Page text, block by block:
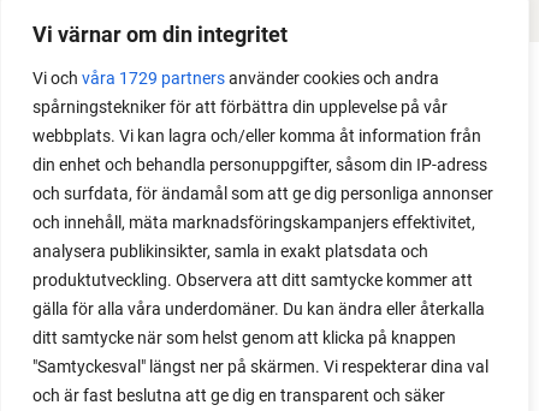
Vi värnar om din integritet
Vi och våra 1729 partnersanvänder cookies och andra
spårningstekniker för att förbättra din upplevelse på vår
webbplats. Vi kan lagra och/eller komma åt information från
din enhet och behandla personuppgifter, såsom din IP-adress
och surfdata, för ändamål som att ge dig personliga annonser
och innehåll, mäta marknadsföringskampanjers effektivitet,
analysera publikinsikter, samla in exakt platsdata och
produktutveckling. Observera att ditt samtycke kommer att
gälla för alla våra underdomäner. Du kan ändra eller återkalla
ditt samtycke när som helst genom att klicka på knappen
"Samtyckesval" längst ner på skärmen. Vi respekterar dina val
och är fast beslutna att ge dig en transparent och säker